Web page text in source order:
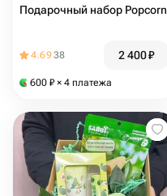
Подарочный набор Popcorn
4.6938 2 400₽
600 ₽ × 4 платежа